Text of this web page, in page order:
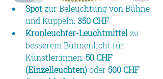
Spot zur Beleuchtung von Bühne
und Kuppeln: 350 CHF
Kronleuchter-Leuchtmittel zu
besserem Bühnenlicht für
Künstler:innen: 50 CHF
(Einzelleuchten) oder 500 CHF